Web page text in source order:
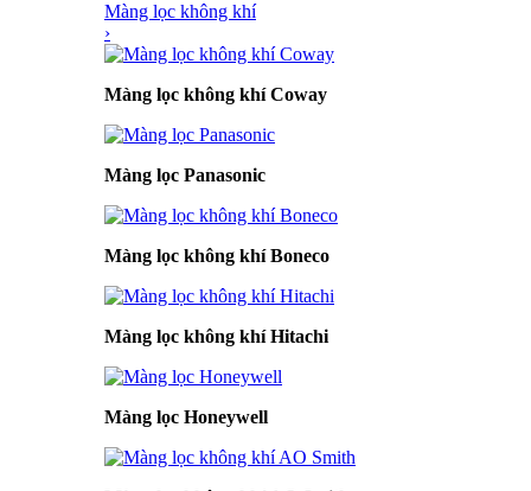
Màng lọc không khí
›
Màng lọc không khí Coway
Màng lọc Panasonic
Màng lọc không khí Boneco
Màng lọc không khí Hitachi
Màng lọc Honeywell